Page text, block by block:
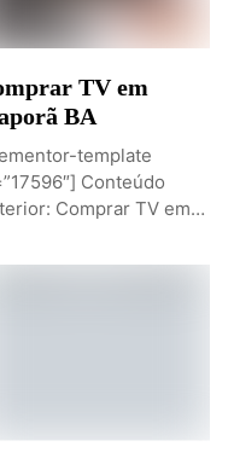
TV em
BA
template
Conteúdo
Comprar TV em
TV...